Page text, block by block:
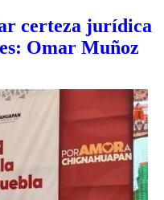
certeza jurídica
Omar Muñoz